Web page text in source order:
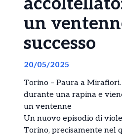
un
successo
20/05/2025
Torino – Paura a
durante una rapina e
un ventenne
Un nuovo episodio di
Torino, precisamente nel